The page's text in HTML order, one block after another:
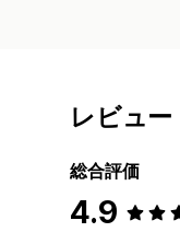
レビュー
総合評価
4.9